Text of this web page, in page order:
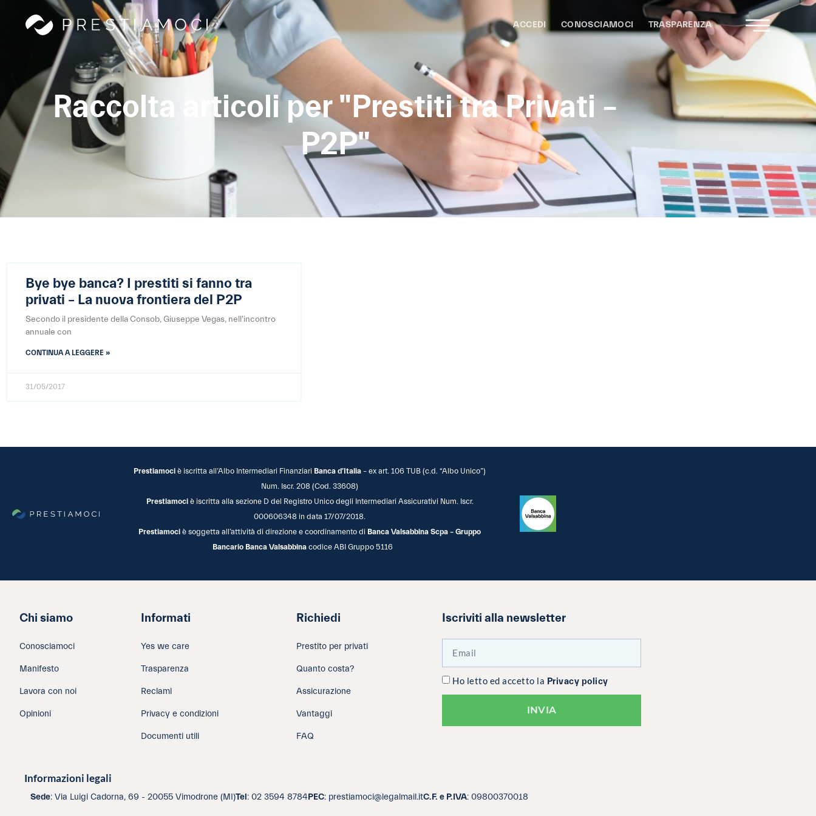
ACCEDI CONOSCIAMOCI TRASPARENZA
Raccolta articoli per "Prestiti tra Privati –
P2P"
Bye bye banca? I prestiti si fanno tra
privati – La nuova frontiera del P2P
Secondo il presidente della Consob, Giuseppe Vegas, nell'incontro
annuale con
CONTINUA A LEGGERE »
31/05/2017
Prestiamoci è iscritta all’Albo Intermediari Finanziari Banca d’Italia – ex art. 106 TUB (c.d. “Albo Unico”)
Num. Iscr. 208 (Cod. 33608)
Prestiamociè iscritta alla sezione D del Registro Unico degli Intermediari Assicurativi Num. Iscr.
000606348 in data 17/07/2018.
Prestiamociè soggetta all’attività di direzione e coordinamento di Banca Valsabbina Scpa – Gruppo
Bancario Banca Valsabbina codice ABI Gruppo 5116
Chi siamo
Conosciamoci
Manifesto
Lavora con noi
Opinioni
Informati
Yes we care
Trasparenza
Reclami
Privacy e condizioni
Documenti utili
Richiedi
Prestito per privati
Quanto costa?
Assicurazione
Vantaggi
FAQ
Iscriviti alla newsletter
Ho letto ed accetto la Privacy policy
INVIA
Informazioni legali
Sede: Via Luigi Cadorna, 69 - 20055 Vimodrone (MI)Tel: 02 3594 8784PEC: prestiamoci@legalmail.itC.F. e P.IVA: 09800370018